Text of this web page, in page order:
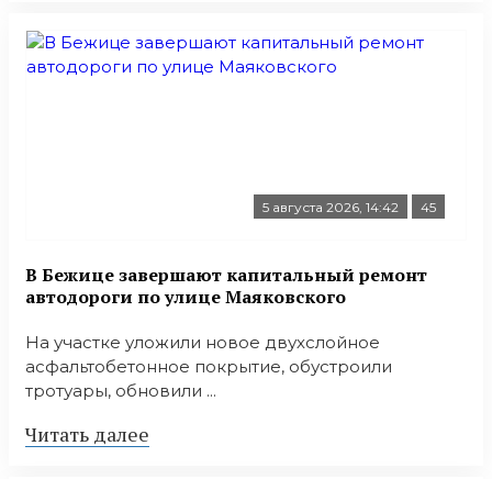
5 августа 2026, 14:42 45
В Бежице завершают капитальный ремонт
автодороги по улице Маяковского
На участке уложили новое двухслойное
асфальтобетонное покрытие, обустроили
тротуары, обновили ...
Читать далее